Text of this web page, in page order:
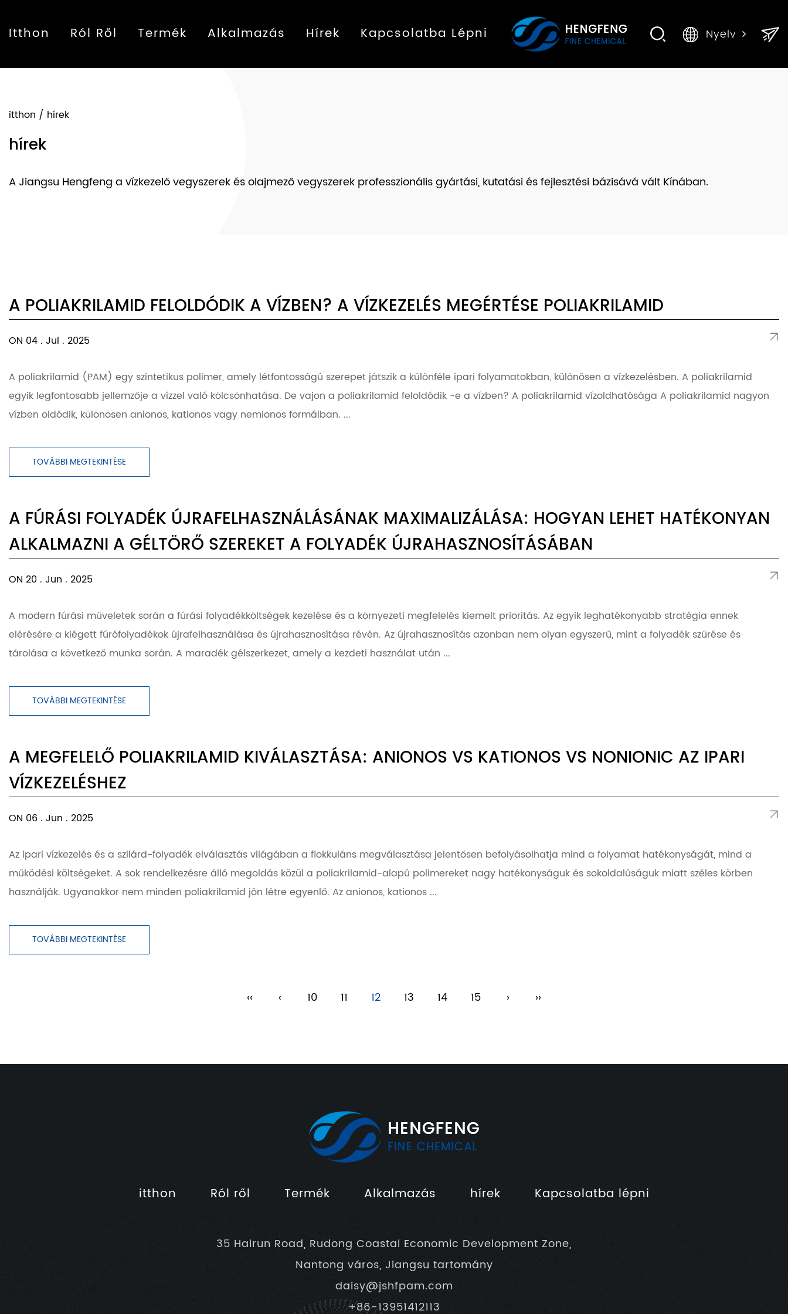
Itthon Ról Ről Termék Alkalmazás Hírek Kapcsolatba Lépni Nyelv
itthon / hírek
hírek
A Jiangsu Hengfeng a vízkezelő vegyszerek és olajmező vegyszerek professzionális gyártási, kutatási és fejlesztési bázisává vált Kínában.
A POLIAKRILAMID FELOLDÓDIK A VÍZBEN? A VÍZKEZELÉS MEGÉRTÉSE POLIAKRILAMID
ON 04 . Jul . 2025
A poliakrilamid (PAM) egy szintetikus polimer, amely létfontosságú szerepet játszik a különféle ipari folyamatokban, különösen a vízkezelésben. A poliakrilamid
egyik legfontosabb jellemzője a vízzel való kölcsönhatása. De vajon a poliakrilamid feloldódik -e a vízben? A poliakrilamid vízoldhatósága A poliakrilamid nagyon
vízben oldódik, különösen anionos, kationos vagy nemionos formáiban. ...
TOVÁBBI MEGTEKINTÉSE
A FÚRÁSI FOLYADÉK ÚJRAFELHASZNÁLÁSÁNAK MAXIMALIZÁLÁSA: HOGYAN LEHET HATÉKONYAN
ALKALMAZNI A GÉLTÖRŐ SZEREKET A FOLYADÉK ÚJRAHASZNOSÍTÁSÁBAN
ON 20 . Jun . 2025
A modern fúrási műveletek során a fúrási folyadékköltségek kezelése és a környezeti megfelelés kiemelt prioritás. Az egyik leghatékonyabb stratégia ennek
elérésére a kiégett fúrófolyadékok újrafelhasználása és újrahasznosítása révén. Az újrahasznosítás azonban nem olyan egyszerű, mint a folyadék szűrése és
tárolása a következő munka során. A maradék gélszerkezet, amely a kezdeti használat után ...
TOVÁBBI MEGTEKINTÉSE
A MEGFELELŐ POLIAKRILAMID KIVÁLASZTÁSA: ANIONOS VS KATIONOS VS NONIONIC AZ IPARI
VÍZKEZELÉSHEZ
ON 06 . Jun . 2025
Az ipari vízkezelés és a szilárd-folyadék elválasztás világában a flokkuláns megválasztása jelentősen befolyásolhatja mind a folyamat hatékonyságát, mind a
működési költségeket. A sok rendelkezésre álló megoldás közül a poliakrilamid-alapú polimereket nagy hatékonyságuk és sokoldalúságuk miatt széles körben
használják. Ugyanakkor nem minden poliakrilamid jön létre egyenlő. Az anionos, kationos ...
TOVÁBBI MEGTEKINTÉSE
‹‹ ‹ 10 11 12 13 14 15 › ››
itthon Ról ről Termék Alkalmazás hírek Kapcsolatba lépni
35 Hairun Road, Rudong Coastal Economic Development Zone,
Nantong város, Jiangsu tartomány
daisy@jshfpam.com
+86-13951412113